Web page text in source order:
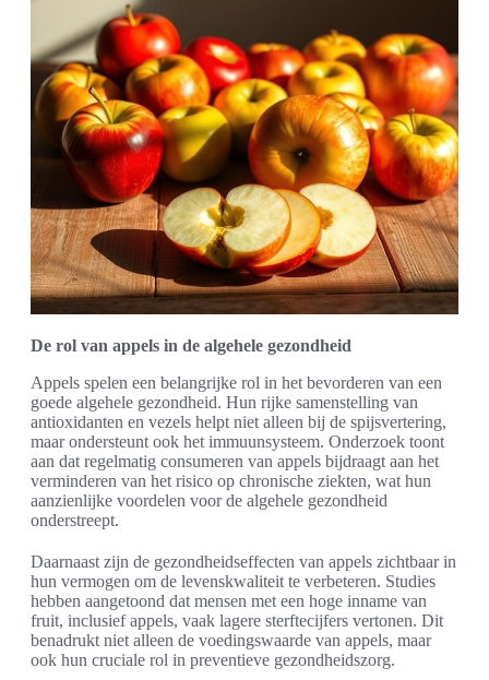
De rol van appels in de algehele gezondheid
Appels spelen een belangrijke rol in het bevorderen van een
goede algehele gezondheid. Hun rijke samenstelling van
antioxidanten en vezels helpt niet alleen bij de spijsvertering,
maar ondersteunt ook het immuunsysteem. Onderzoek toont
aan dat regelmatig consumeren van appels bijdraagt aan het
verminderen van het risico op chronische ziekten, wat hun
aanzienlijke voordelen voor de algehele gezondheid
onderstreept.
Daarnaast zijn de gezondheidseffecten van appels zichtbaar in
hun vermogen om de levenskwaliteit te verbeteren. Studies
hebben aangetoond dat mensen met een hoge inname van
fruit, inclusief appels, vaak lagere sterftecijfers vertonen. Dit
benadrukt niet alleen de voedingswaarde van appels, maar
ook hun cruciale rol in preventieve gezondheidszorg.